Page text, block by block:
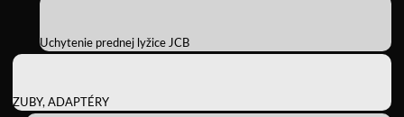
Uchytenie prednej lyžice JCB
ZUBY, ADAPTÉRY